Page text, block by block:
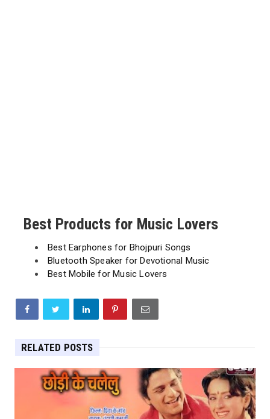
Best Products for Music Lovers
Best Earphones for Bhojpuri Songs
Bluetooth Speaker for Devotional Music
Best Mobile for Music Lovers
RELATED POSTS